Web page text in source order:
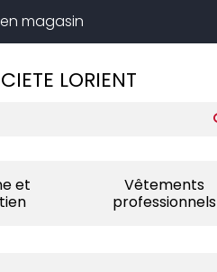
magasin
LORIENT
et
Vêtements
professionnels